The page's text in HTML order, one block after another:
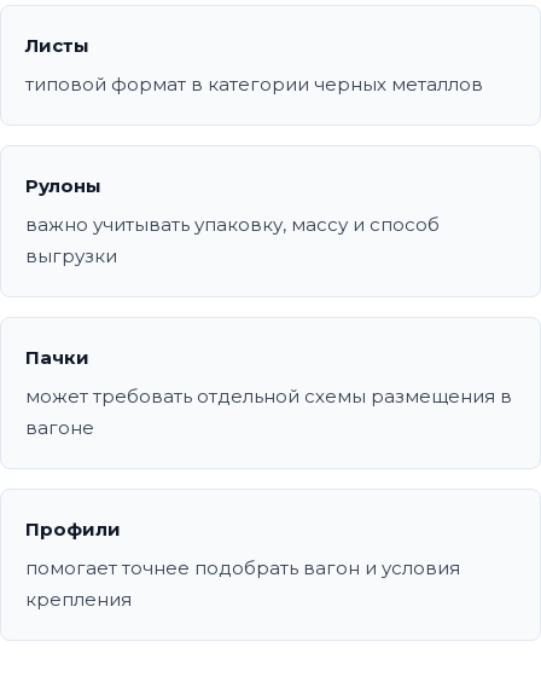
Листы
типовой формат в категории черных металлов
Рулоны
важно учитывать упаковку, массу и способ
выгрузки
Пачки
может требовать отдельной схемы размещения в
вагоне
Профили
помогает точнее подобрать вагон и условия
крепления